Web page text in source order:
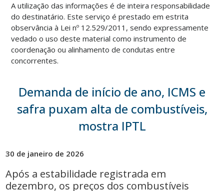
A utilização das informações é de inteira responsabilidade
do destinatário. Este serviço é prestado em estrita
observância à Lei nº 12.529/2011, sendo expressamente
vedado o uso deste material como instrumento de
coordenação ou alinhamento de condutas entre
concorrentes.
Demanda de início de ano, ICMS e
safra puxam alta de combustíveis,
mostra IPTL
30 de janeiro de 2026
Após a estabilidade registrada em
dezembro, os preços dos combustíveis